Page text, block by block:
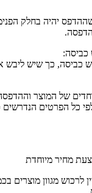
יהיה בחלק
כביסה, כך שיש ליבש
של המוצר
כל הפרטים
מחיר מיוחדת
לרכוש מגוון מוצרים